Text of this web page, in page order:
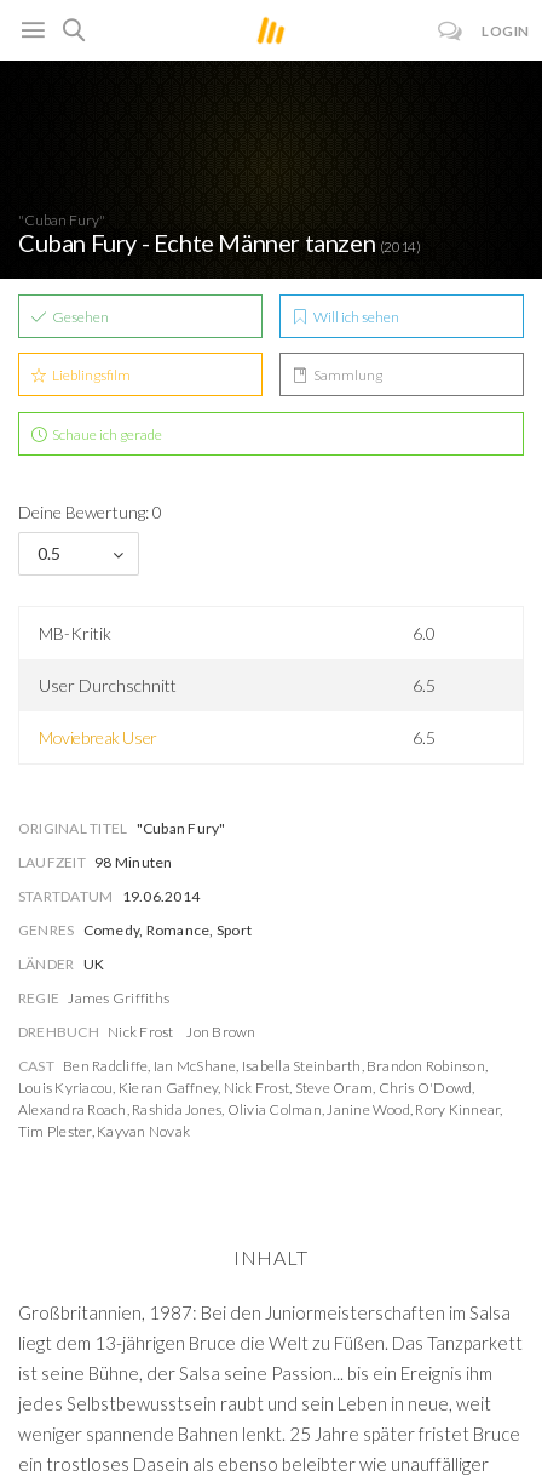
LOGIN
"Cuban Fury"
Cuban Fury - Echte Männer tanzen (2014)
Gesehen Will ich sehen
Lieblingsfilm Sammlung
Schaue ich gerade
Deine Bewertung: 0
0.5
MB-Kritik 6.0
User Durchschnitt 6.5
Moviebreak User 6.5
ORIGINAL TITEL "Cuban Fury"
LAUFZEIT 98 Minuten
STARTDATUM
19.06.2014
GENRES Comedy, Romance, Sport
LÄNDER UK
REGIE James Griffiths
DREHBUCH Nick Frost
Jon Brown
CAST Ben Radcliffe, Ian McShane, Isabella Steinbarth, Brandon Robinson,
Louis Kyriacou, Kieran Gaffney, Nick Frost, Steve Oram, Chris O'Dowd,
Alexandra Roach, Rashida Jones, Olivia Colman,Janine Wood, Rory Kinnear,
Tim Plester, Kayvan Novak
INHALT
Großbritannien, 1987: Bei den Juniormeisterschaften im Salsa
liegt dem 13-jährigen Bruce die Welt zu Füßen. Das Tanzparkett
ist seine Bühne, der Salsa seine Passion... bis ein Ereignis ihm
jedes Selbstbewusstsein raubt und sein Leben in neue, weit
weniger spannende Bahnen lenkt. 25 Jahre später fristet Bruce
ein trostloses Dasein als ebenso beleibter wie unauffälliger